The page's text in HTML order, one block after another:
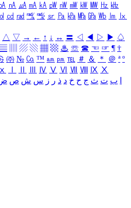
㎁ ㎂ ㎃ ㎄ ㎺ ㎻ ㎽ ㎾ ㎿ ㎐ ㎑
㏅ ㎭ ㎮ ㎯ ㏛ ㎩ ㎪ ㎫ ㎬ ㏝ ㏐
㏓
△ ▽ → ← ↑ ↓ ↔ 〓 ◁ ◀ ▷ ▶ ♤
▨ ▧ ▦ ▩ ♨ ☏ ☎ ☜ ☞ ¶ †
㈜ № ㏇ ™ ㏂ ㏘ ℡ ＃ ＆ ＊ ＠ ª º
ⅹ Ⅳ Ⅴ Ⅵ Ⅶ Ⅷ Ⅸ Ⅹ
ب ت ث ج ح خ د ذ ر ز س ش ص